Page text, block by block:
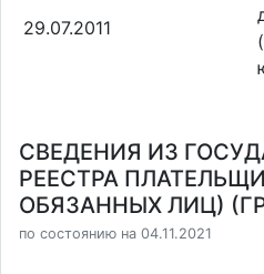
29.07.2011
СВЕДЕНИЯ ИЗ
РЕЕСТРА
ОБЯЗАННЫХ ЛИЦ)
по состоянию на 04.11.2021